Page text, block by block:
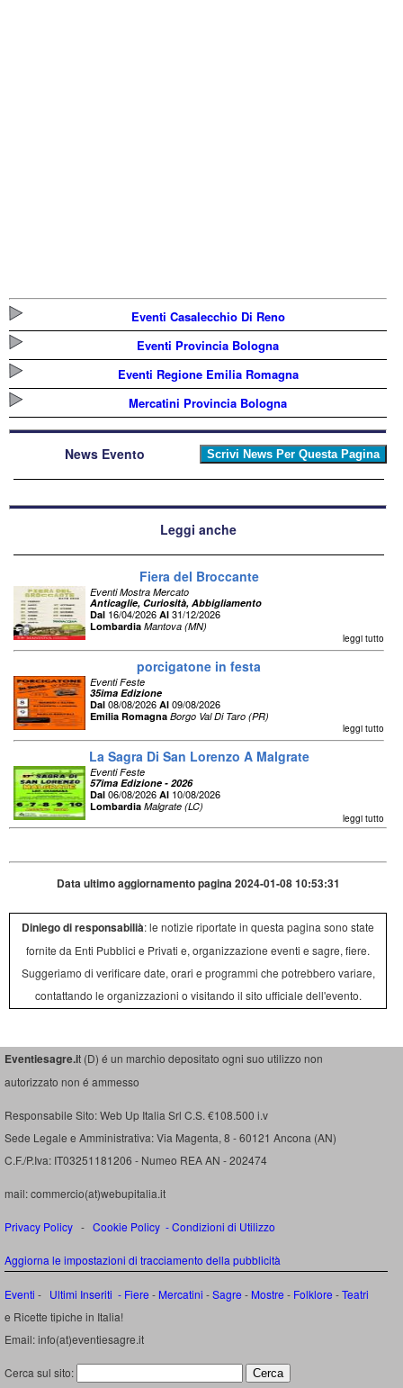
Eventi Casalecchio Di Reno
Eventi Provincia Bologna
Eventi Regione Emilia Romagna
Mercatini Provincia Bologna
News Evento
Leggi anche
Fiera del Broccante
Eventi Mostra Mercato
Anticaglie, Curiosità, Abbigliamento
Dal 16/04/2026 Al 31/12/2026
Lombardia Mantova (MN)
leggi tutto
porcigatone in festa
Eventi Feste
35ima Edizione
Dal 08/08/2026 Al 09/08/2026
Emilia Romagna Borgo Val Di Taro (PR)
leggi tutto
La Sagra Di San Lorenzo A Malgrate
Eventi Feste
57ima Edizione - 2026
Dal 06/08/2026 Al 10/08/2026
Lombardia Malgrate (LC)
leggi tutto
Data ultimo aggiornamento pagina 2024-01-08 10:53:31
Diniego di responsabilià: le notizie riportate in questa pagina sono state
fornite da Enti Pubblici e Privati e, organizzazione eventi e sagre, fiere.
Suggeriamo di verificare date, orari e programmi che potrebbero variare,
contattando le organizzazioni o visitando il sito ufficiale dell'evento.
Eventiesagre.it (D) é un marchio depositato ogni suo utilizzo non
autorizzato non é ammesso
Responsabile Sito: Web Up Italia Srl C.S. €108.500 i.v
Sede Legale e Amministrativa: Via Magenta, 8 - 60121 Ancona (AN)
C.F./P.Iva: IT03251181206 - Numeo REA AN - 202474
mail: commercio(at)webupitalia.it
Privacy Policy - Cookie Policy -Condizioni di Utilizzo
Aggiorna le impostazioni di tracciamento della pubblicità
Eventi - Ultimi Inseriti - Fiere - Mercatini -Sagre - Mostre - Folklore -Teatri
e Ricette tipiche in Italia!
Email: info(at)eventiesagre.it
Cerca sul sito: